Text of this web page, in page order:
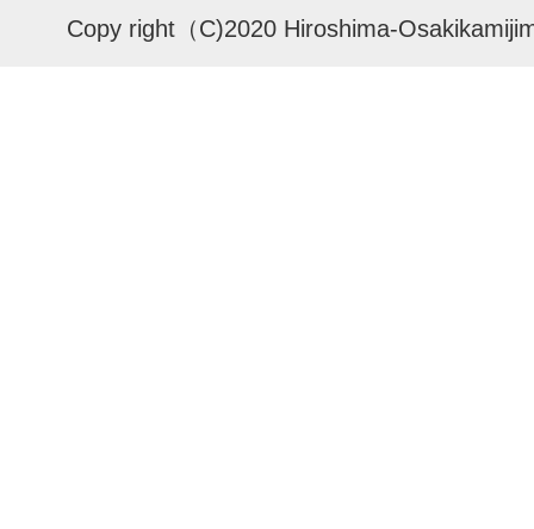
Copy right（C)2020 Hiroshima-